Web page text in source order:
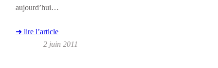
aujourd’hui…
➜ lire l’article
2 juin 2011